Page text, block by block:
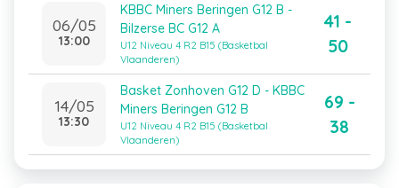
06/05
13:00
KBBC Miners Beringen G12 B -
Bilzerse BC G12 A
U12 Niveau 4 R2 B15 (Basketbal
Vlaanderen)
41 -
50
14/05
13:30
Basket Zonhoven G12 D - KBBC
Miners Beringen G12 B
U12 Niveau 4 R2 B15 (Basketbal
Vlaanderen)
69 -
38